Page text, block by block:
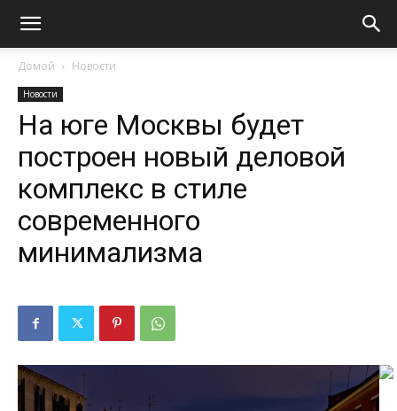
Домой Новости
Новости
На юге Москвы будет
построен новый деловой
комплекс в стиле
современного
минимализма